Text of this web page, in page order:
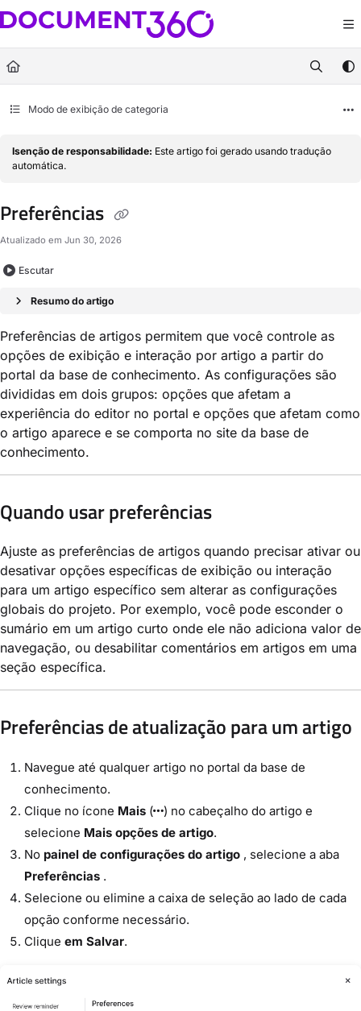
Documentation Index
Fetch the complete documentation index at:https://docs.document360.com/
Use this file to discover all available pages before exploring further.
Modo de exibição de categoria
Isenção de responsabilidade: Este artigo foi gerado usando tradução
automática.
Preferências
Atualizado em Jun 30, 2026
Escutar
Resumo do artigo
Preferências de artigos permitem que você controle as
opções de exibição e interação por artigo a partir do
portal da base de conhecimento. As configurações são
divididas em dois grupos: opções que afetam a
experiência do editor no portal e opções que afetam como
o artigo aparece e se comporta no site da base de
conhecimento.
Quando usar preferências
Ajuste as preferências de artigos quando precisar ativar ou
desativar opções específicas de exibição ou interação
para um artigo específico sem alterar as configurações
globais do projeto. Por exemplo, você pode esconder o
sumário em um artigo curto onde ele não adiciona valor de
navegação, ou desabilitar comentários em artigos em uma
seção específica.
Preferências de atualização para um artigo
Navegue até qualquer artigo no portal da base de
conhecimento.
Clique no ícone Mais (
) no cabeçalho do artigo e
selecione Mais opções de artigo.
No painel de configurações do artigo , selecione a aba
Preferências .
Selecione ou elimine a caixa de seleção ao lado de cada
opção conforme necessário.
Clique em Salvar.